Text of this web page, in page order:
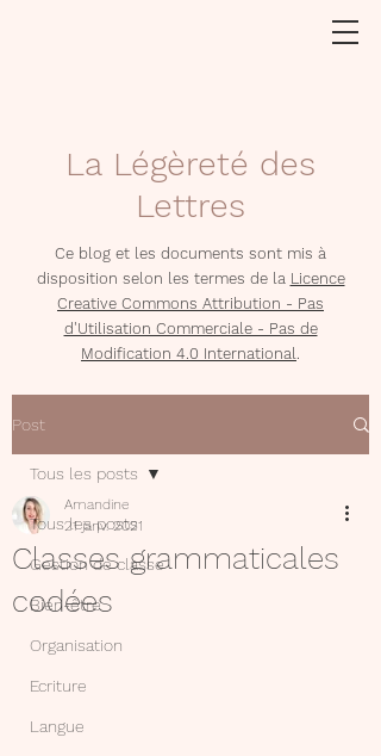
La Légèreté des
Lettres
Ce blog et les documents sont mis à
disposition selon les termes de la Licence
Creative Commons Attribution - Pas
d'Utilisation Commerciale - Pas de
Modification 4.0 International.
Post
Tous les posts
Gestion de classe
Bien-être
Organisation
Ecriture
Langue
Tous les posts
Classes grammaticales
codées
Amandine
21 janv. 2021